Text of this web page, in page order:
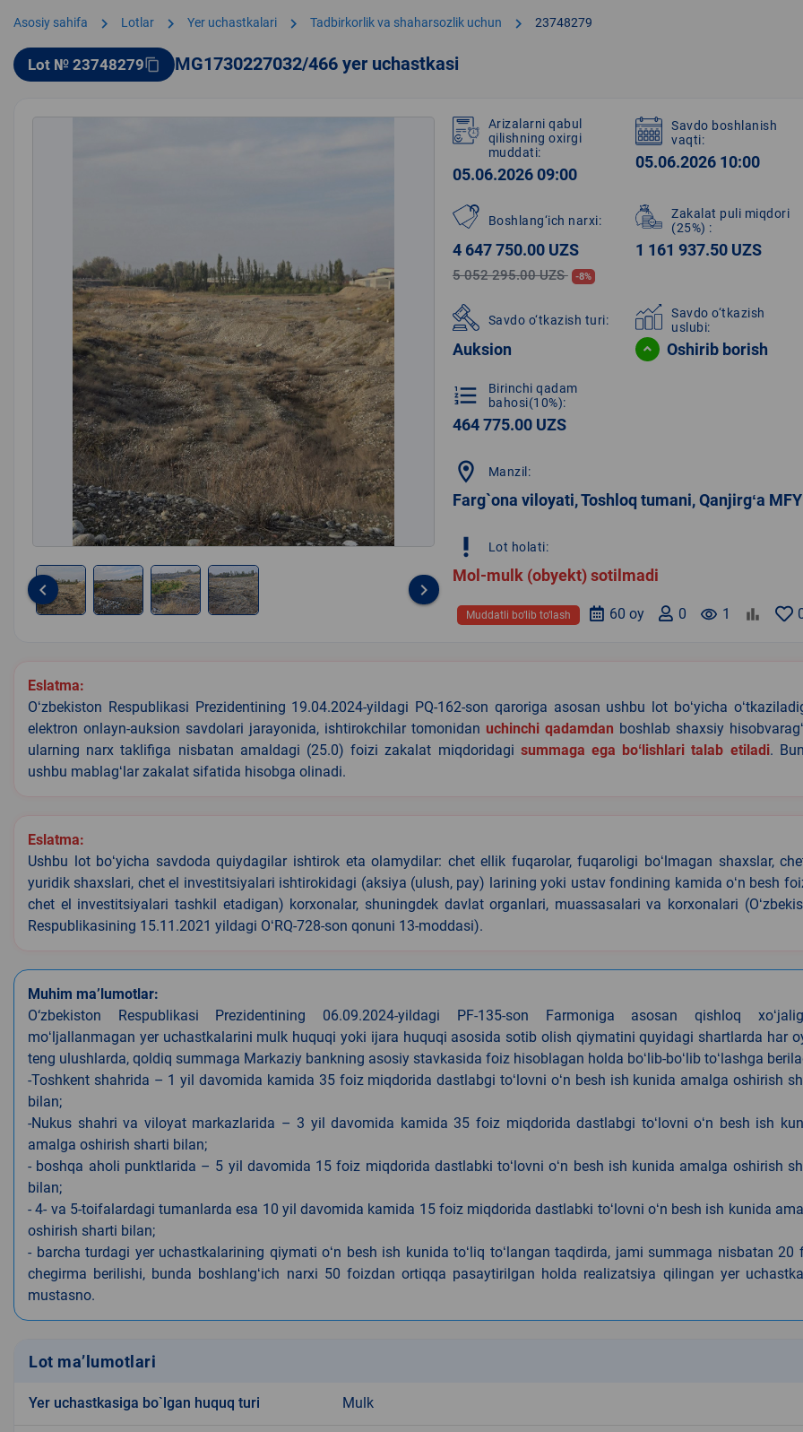
Asosiy sahifa chevron_right Lotlar chevron_right Yer uchastkalari chevron_right Tadbirkorlik va shaharsozlik uchun chevron_right 23748279
Lot № 23748279content_copy MG1730227032/466 yer uchastkasi
4
keyboard_arrow_left keyboard_arrow_right
Arizalarni qabul
qilishning oxirgi
muddati:
05.06.2026 09:00
Savdo boshlanish
vaqti:
05.06.2026 10:00
Boshlang‘ich narxi:
4 647 750.00 UZS
5 052 295.00 UZS -8%
Zakalat puli miqdori
(25%) :
1 161 937.50 UZS
Savdo o‘tkazish turi:
Auksion
Savdo o‘tkazish
uslubi:
Oshirib borish
format_list_numbered
Birinchi qadam
bahosi(10%):
464 775.00 UZS
location_on Manzil:
Farg`ona viloyati, Toshloq tumani, Qanjirgʻa MFY
priority_high Lot holati:
Mol-mulk (obyekt) sotilmadi
remove_red_eye 1
0
60 oy
Muddatli bo‘lib to‘lash
Eslatma:
Oʻzbekiston Respublikasi Prezidentining 19.04.2024-yildagi PQ-162-son qaroriga asosan ushbu lot boʻyicha
elektron onlayn-auksion savdolari jarayonida, ishtirokchilar tomonidan uchinchi qadamdan boshlab shaxsiy
ularning narx taklifiga nisbatan amaldagi (25.0) foizi zakalat miqdoridagi summaga ega boʻlishlari talab etiladi.
ushbu mablagʻlar zakalat sifatida hisobga olinadi.
Eslatma:
Ushbu lot boʻyicha savdoda quiydagilar ishtirok eta olamydilar: chet ellik fuqarolar, fuqaroligi boʻlmagan shaxslar,
yuridik shaxslari, chet el investitsiyalari ishtirokidagi (aksiya (ulush, pay) larining yoki ustav fondining kamida oʻn besh
chet el investitsiyalari tashkil etadigan) korxonalar, shuningdek davlat organlari, muassasalari va korxonalari
Respublikasining 15.11.2021 yildagi OʻRQ-728-son qonuni 13-moddasi).
Muhim ma’lumotlar:
O‘zbekiston Respublikasi Prezidentining 06.09.2024-yildagi PF-135-son Farmoniga asosan qishloq
moʻljallanmagan yer uchastkalarini mulk huquqi yoki ijara huquqi asosida sotib olish qiymatini quyidagi shartlarda har
teng ulushlarda, qoldiq summaga Markaziy bankning asosiy stavkasida foiz hisoblagan holda boʻlib-boʻlib toʻlashga
-Toshkent shahrida – 1 yil davomida kamida 35 foiz miqdorida dastlabgi toʻlovni oʻn besh ish kunida amalga oshirish
bilan;
-Nukus shahri va viloyat markazlarida – 3 yil davomida kamida 35 foiz miqdorida dastlabgi toʻlovni oʻn besh ish
amalga oshirish sharti bilan;
- boshqa aholi punktlarida – 5 yil davomida 15 foiz miqdorida dastlabki toʻlovni oʻn besh ish kunida amalga oshirish
bilan;
- 4- va 5-toifalardagi tumanlarda esa 10 yil davomida kamida 15 foiz miqdorida dastlabki toʻlovni oʻn besh ish kunida
oshirish sharti bilan;
- barcha turdagi yer uchastkalarining qiymati oʻn besh ish kunida toʻliq toʻlangan taqdirda, jami summaga nisbatan 20
chegirma berilishi, bunda boshlangʻich narxi 50 foizdan ortiqqa pasaytirilgan holda realizatsiya qilingan yer
mustasno.
Lot ma’lumotlari
Yer uchastkasiga bo`lgan huquq turi Mulk